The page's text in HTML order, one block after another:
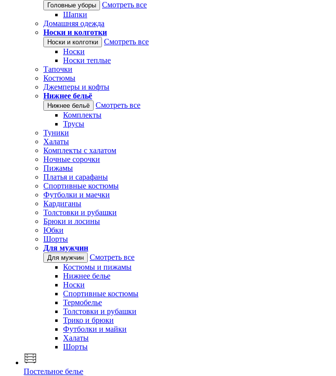
Головные уборы
Смотреть все
Шапки
Домашняя одежда
Носки и колготки
Носки и колготки
Смотреть все
Носки
Носки теплые
Тапочки
Костюмы
Джемперы и кофты
Нижнее бельё
Нижнее бельё
Смотреть все
Комплекты
Трусы
Туники
Халаты
Комплекты с халатом
Ночные сорочки
Пижамы
Платья и сарафаны
Спортивные костюмы
Футболки и маечки
Кардиганы
Толстовки и рубашки
Брюки и лосины
Юбки
Шорты
Для мужчин
Для мужчин
Смотреть все
Костюмы и пижамы
Нижнее белье
Носки
Спортивные костюмы
Термобелье
Толстовки и рубашки
Трико и брюки
Футболки и майки
Халаты
Шорты
Постельное белье